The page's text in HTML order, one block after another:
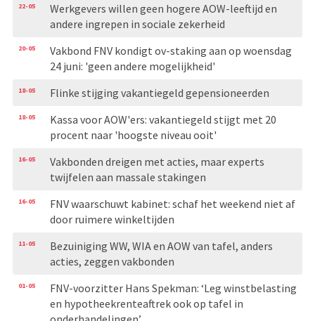
22-05
Werkgevers willen geen hogere AOW-leeftijd en
andere ingrepen in sociale zekerheid
20-05
Vakbond FNV kondigt ov-staking aan op woensdag
24 juni: 'geen andere mogelijkheid'
18-05 Flinke stijging vakantiegeld gepensioneerden
18-05
Kassa voor AOW'ers: vakantiegeld stijgt met 20
procent naar 'hoogste niveau ooit'
16-05
Vakbonden dreigen met acties, maar experts
twijfelen aan massale stakingen
16-05
FNV waarschuwt kabinet: schaf het weekend niet af
door ruimere winkeltijden
11-05
Bezuiniging WW, WIA en AOW van tafel, anders
acties, zeggen vakbonden
01-05
FNV-voorzitter Hans Spekman: ‘Leg winstbelasting
en hypotheekrenteaftrek ook op tafel in